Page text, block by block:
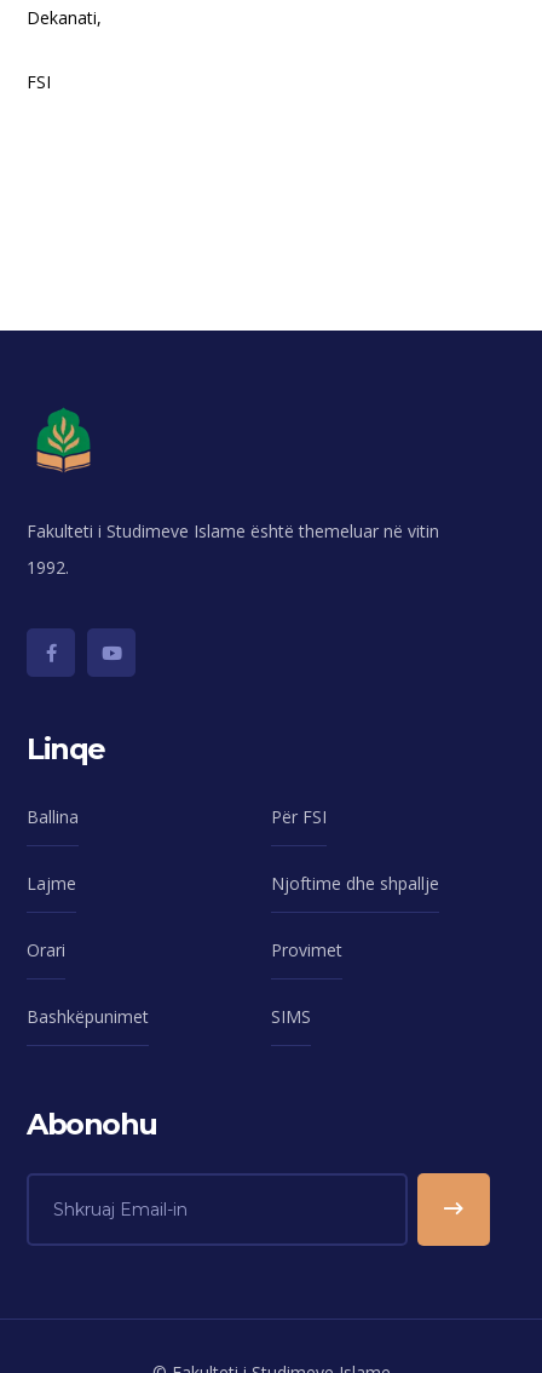
Dekanati,
FSI
Fakulteti i Studimeve Islame është themeluar në vitin
1992.
Linqe
Ballina Për FSI
Lajme Njoftime dhe shpallje
Orari Provimet
Bashkëpunimet SIMS
Abonohu